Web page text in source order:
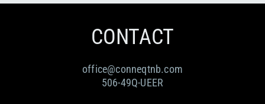
CONTACT
office@conneqtnb.com
506-49Q-UEER